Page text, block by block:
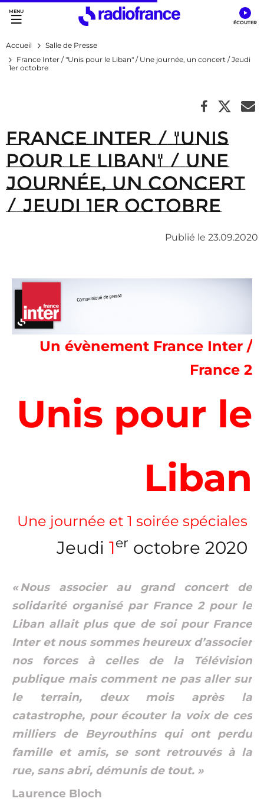
Accès direct :
Menu principal
Contenu
Accueil
Salle de Presse
France Inter / "Unis pour le Liban" / Une journée, un concert / Jeudi
1er octobre
France Inter / "Unis
pour le Liban" / Une
journée, un concert
/ Jeudi 1er octobre
Publié le 23.09.2020
Un évènement France Inter /
France 2
Unis pour le
Liban
Une journée et 1 soirée spéciales
Jeudi 1er octobre 2020
« Nous associer au grand concert de
solidarité organisé par France 2 pour le
Liban allait plus que de soi pour France
Inter et nous sommes heureux d’associer
nos forces à celles de la Télévision
publique mais comment ne pas aller sur
le terrain, deux mois après la
catastrophe, pour écouter la voix de ces
milliers de Beyrouthins qui ont perdu
famille et amis, se sont retrouvés à la
rue, sans abri, démunis de tout. »
Laurence Bloch